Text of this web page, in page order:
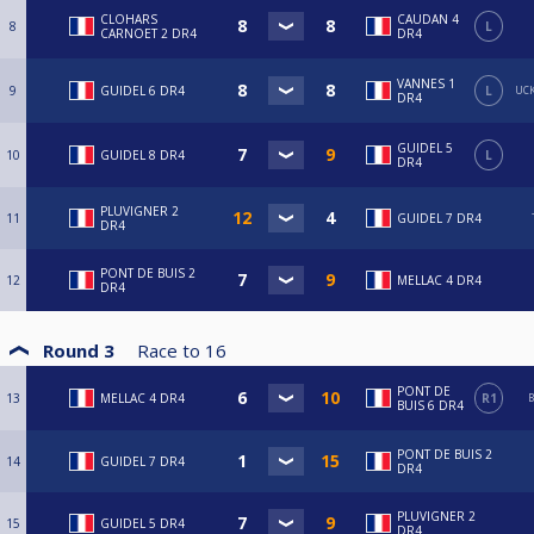
8
CLOHARS
CARNOET 2 DR4
CAUDAN 4
DR4
L
9 GUIDEL 6 DR4
VANNES 1
DR4
L
10 GUIDEL 8 DR4
GUIDEL 5
DR4
L
11
PLUVIGNER 2
DR4
GUIDEL 7 DR4
12
PONT DE BUIS 2
DR4
MELLAC 4 DR4
Round 3 Race to 16
13 MELLAC 4 DR4
PONT DE
BUIS 6 DR4
R1
14 GUIDEL 7 DR4
PONT DE BUIS 2
DR4
15 GUIDEL 5 DR4
PLUVIGNER 2